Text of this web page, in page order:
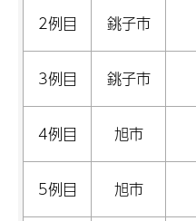
2例目
銚子市
3例目 銚子市
4例目 旭市
5例目 旭市